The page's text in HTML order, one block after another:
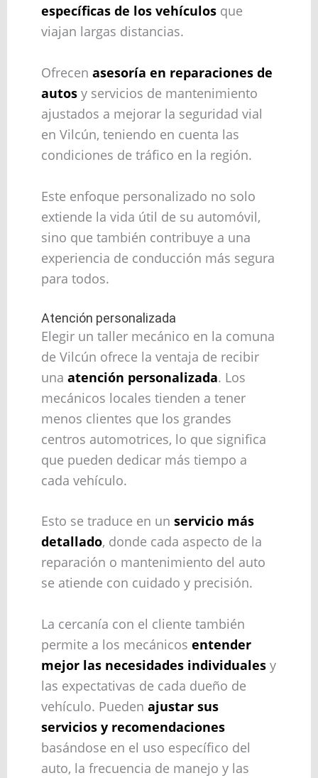
específicas de los vehículosque
viajan largas distancias.
Ofrecen asesoría en reparaciones de
autosy servicios de mantenimiento
ajustados a mejorar la seguridad vial
en Vilcún, teniendo en cuenta las
condiciones de tráfico en la región.
Este enfoque personalizado no solo
extiende la vida útil de su automóvil,
sino que también contribuye a una
experiencia de conducción más segura
para todos.
Atención personalizada
Elegir un taller mecánico en la comuna
de Vilcún ofrece la ventaja de recibir
una atención personalizada. Los
mecánicos locales tienden a tener
menos clientes que los grandes
centros automotrices, lo que significa
que pueden dedicar más tiempo a
cada vehículo.
Esto se traduce en un servicio más
detallado, donde cada aspecto de la
reparación o mantenimiento del auto
se atiende con cuidado y precisión.
La cercanía con el cliente también
permite a los mecánicos entender
mejor las necesidades individualesy
las expectativas de cada dueño de
vehículo. Pueden ajustar sus
servicios y recomendaciones
basándose en el uso específico del
auto, la frecuencia de manejo y las